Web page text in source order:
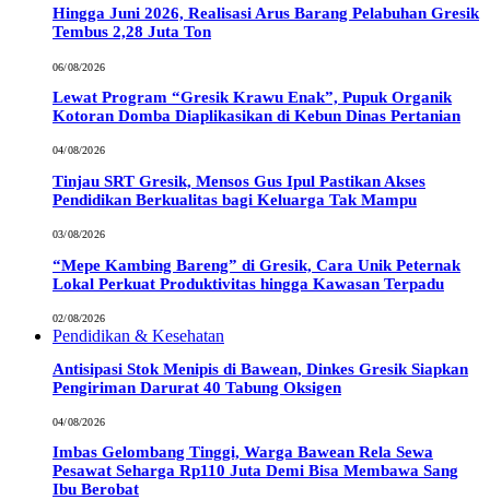
Hingga Juni 2026, Realisasi Arus Barang Pelabuhan Gresik
Tembus 2,28 Juta Ton
06/08/2026
Lewat Program “Gresik Krawu Enak”, Pupuk Organik
Kotoran Domba Diaplikasikan di Kebun Dinas Pertanian
04/08/2026
Tinjau SRT Gresik, Mensos Gus Ipul Pastikan Akses
Pendidikan Berkualitas bagi Keluarga Tak Mampu
03/08/2026
“Mepe Kambing Bareng” di Gresik, Cara Unik Peternak
Lokal Perkuat Produktivitas hingga Kawasan Terpadu
02/08/2026
Pendidikan & Kesehatan
Antisipasi Stok Menipis di Bawean, Dinkes Gresik Siapkan
Pengiriman Darurat 40 Tabung Oksigen
04/08/2026
Imbas Gelombang Tinggi, Warga Bawean Rela Sewa
Pesawat Seharga Rp110 Juta Demi Bisa Membawa Sang
Ibu Berobat